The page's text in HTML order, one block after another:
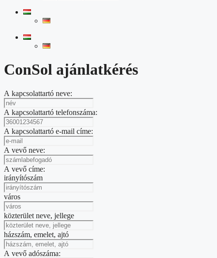
ConSol ajánlatkérés
A kapcsolattartó neve:
A kapcsolattartó telefonszáma:
A kapcsolattartó e-mail címe:
A vevő neve:
A vevő címe:
irányítószám
város
közterület neve, jellege
házszám, emelet, ajtó
A vevő adószáma: